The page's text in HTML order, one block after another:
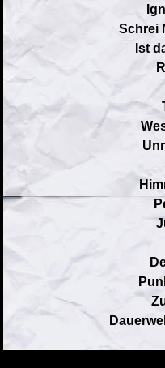
Schrei
Ist